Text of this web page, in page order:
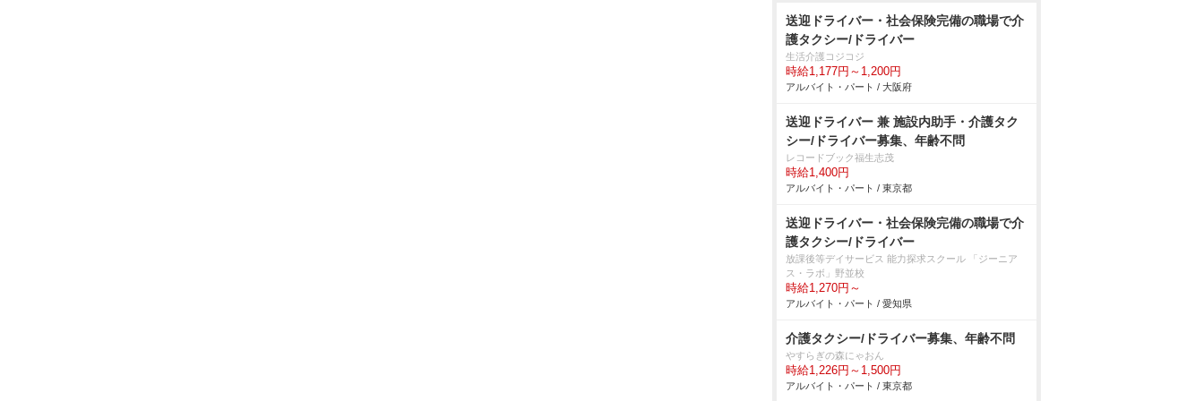
送迎ドライバー・社会保険完備の職場で介
護タクシー/ドライバー
生活介護コジコジ
時給1,177円～1,200円
アルバイト・パート / 大阪府
送迎ドライバー 兼 施設内助手・介護タク
シー/ドライバー募集、年齢不問
レコードブック福生志茂
時給1,400円
アルバイト・パート / 東京都
送迎ドライバー・社会保険完備の職場で介
護タクシー/ドライバー
放課後等デイサービス 能力探求スクール 「ジーニア
ス・ラボ」野並校
時給1,270円～
アルバイト・パート / 愛知県
介護タクシー/ドライバー募集、年齢不問
すらぎの森にゃおん
時給1,226円～1,500円
アルバイト・パート / 東京都